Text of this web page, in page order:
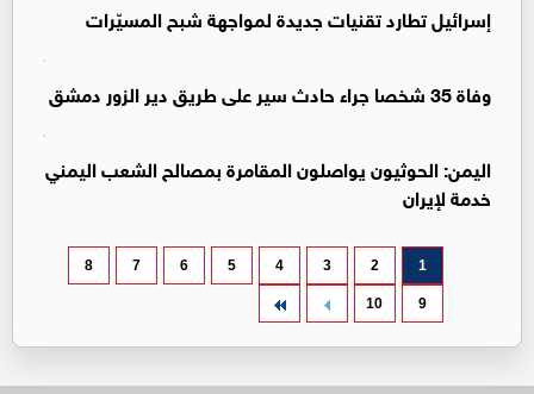
إسرائيل تطارد تقنيات جديدة لمواجهة شبح المسيّرات
وفاة 35 شخصا جراء حادث سير على طريق دير الزور دمشق
اليمن: الحوثيون يواصلون المقامرة بمصالح الشعب اليمني
خدمة لإيران
1
2
3
4
5
6
7
8
9
10